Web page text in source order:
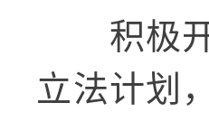
积极
立法计划